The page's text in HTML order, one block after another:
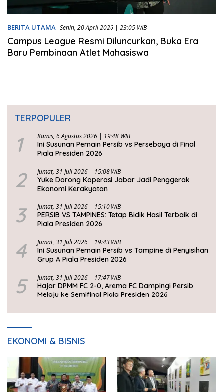
BERITA UTAMA Senin, 20 April 2026 | 23:05 WIB
Campus League Resmi Diluncurkan, Buka Era
Baru Pembinaan Atlet Mahasiswa
TERPOPULER
1 Kamis, 6 Agustus 2026 | 19:48 WIB
Ini Susunan Pemain Persib vs Persebaya di Final
Piala Presiden 2026
2 Jumat, 31 Juli 2026 | 15:08 WIB
Yuke Dorong Koperasi Jabar Jadi Penggerak
Ekonomi Kerakyatan
3 Jumat, 31 Juli 2026 | 15:10 WIB
PERSIB VS TAMPINES: Tetap Bidik Hasil Terbaik di
Piala Presiden 2026
4 Jumat, 31 Juli 2026 | 19:43 WIB
Ini Susunan Pemain Persib vs Tampine di Penyisihan
Grup A Piala Presiden 2026
5 Jumat, 31 Juli 2026 | 17:47 WIB
Hajar DPMM FC 2-0, Arema FC Dampingi Persib
Melaju ke Semifinal Piala Presiden 2026
EKONOMI & BISNIS